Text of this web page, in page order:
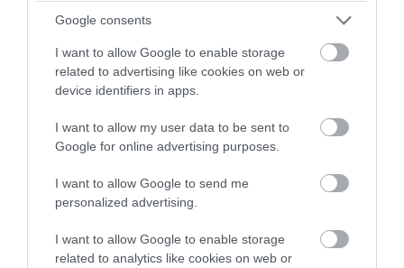
Google consents
I want to allow Google to enable storage
related to advertising like cookies on web or
device identifiers in apps.
I want to allow my user data to be sent to
Google for online advertising purposes.
I want to allow Google to send me
personalized advertising.
I want to allow Google to enable storage
related to analytics like cookies on web or
PRONEWS.GR /ΕΣΩΤΕΡΙΚΗ ΑΣΦΑΛΕΙΑ
Δημητριάδος